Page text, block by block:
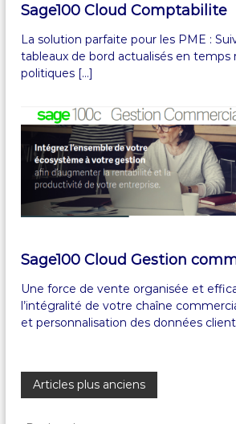
Sage100 Cloud Comptabilite
La solution parfaite pour les PME :
tableaux de bord actualisés en temps
politiques […]
Sage100 Cloud Gestion
Une force de vente organisée et
l’intégralité de votre chaîne
et personnalisation des données
N
Articles plus anciens